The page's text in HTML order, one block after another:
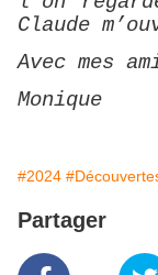
Claude
Avec mes
Monique
#2024
Partager